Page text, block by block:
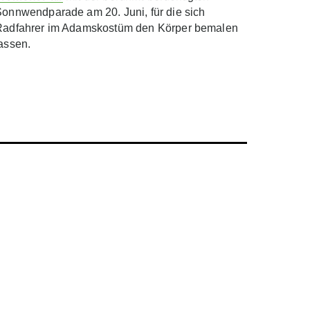
am 20. Juni, für die sich
im Adamskostüm den Körper bemalen